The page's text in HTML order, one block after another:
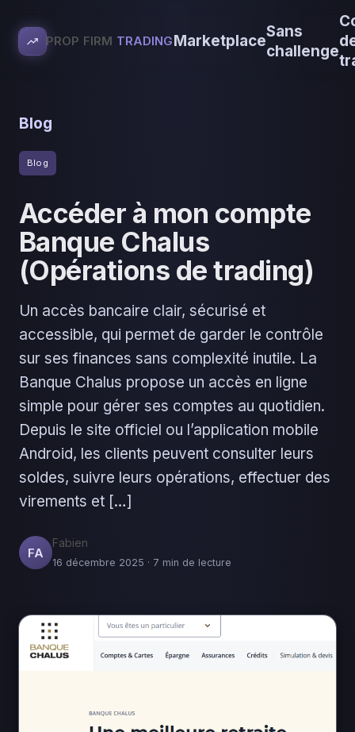
PROP FIRM TRADINGMarketplace
Sans
challenge
Blog
Blog
Accéder à mon compte
Banque Chalus
(Opérations de trading)
Un accès bancaire clair, sécurisé et
accessible, qui permet de garder le contrôle
sur ses finances sans complexité inutile. La
Banque Chalus propose un accès en ligne
simple pour gérer ses comptes au quotidien.
Depuis le site officiel ou l’application mobile
Android, les clients peuvent consulter leurs
soldes, suivre leurs opérations, effectuer des
virements et […]
FA
Fabien
16 décembre 2025 · 7 min de lecture